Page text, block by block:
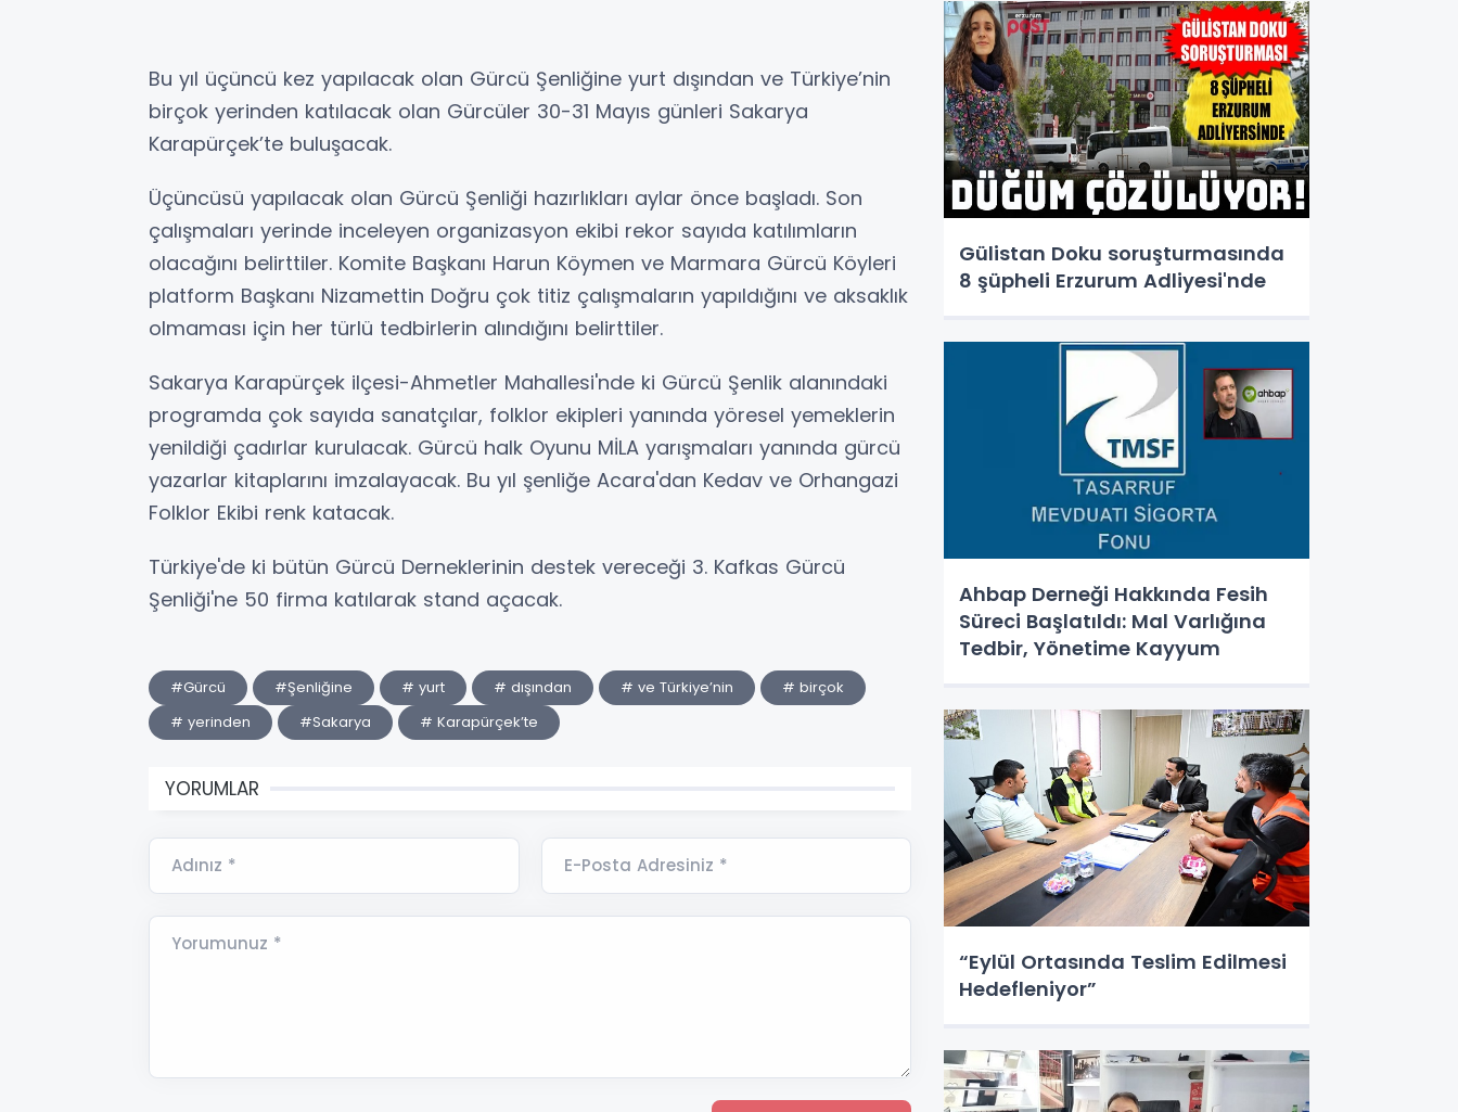
Bu yıl üçüncü kez yapılacak olan Gürcü Şenliğine yurt dışından ve Türkiye’nin
birçok yerinden katılacak olan Gürcüler 30-31 Mayıs günleri Sakarya
Karapürçek’te buluşacak.
Üçüncüsü yapılacak olan Gürcü Şenliği hazırlıkları aylar önce başladı. Son
çalışmaları yerinde inceleyen organizasyon ekibi rekor sayıda katılımların
olacağını belirttiler. Komite Başkanı Harun Köymen ve Marmara Gürcü Köyleri
platform Başkanı Nizamettin Doğru çok titiz çalışmaların yapıldığını ve aksaklık
olmaması için her türlü tedbirlerin alındığını belirttiler.
Sakarya Karapürçek ilçesi-Ahmetler Mahallesi'nde ki Gürcü Şenlik alanındaki
programda çok sayıda sanatçılar, folklor ekipleri yanında yöresel yemeklerin
yenildiği çadırlar kurulacak. Gürcü halk Oyunu MİLA yarışmaları yanında gürcü
yazarlar kitaplarını imzalayacak. Bu yıl şenliğe Acara'dan Kedav ve Orhangazi
Folklor Ekibi renk katacak.
Türkiye'de ki bütün Gürcü Derneklerinin destek vereceği 3. Kafkas Gürcü
Şenliği'ne 50 firma katılarak stand açacak.
#Gürcü #Şenliğine # yurt # dışından # ve Türkiye’nin
# birçok
# yerinden
#Sakarya # Karapürçek’te
YORUMLAR
Adınız * E-Posta Adresiniz *
Yorumunuz *
Gülistan Doku soruşturmasında
8 şüpheli Erzurum Adliyesi'nde
Ahbap Derneği Hakkında Fesih
Süreci Başlatıldı: Mal Varlığına
Tedbir, Yönetime Kayyum
“Eylül Ortasında Teslim Edilmesi
Hedefleniyor”